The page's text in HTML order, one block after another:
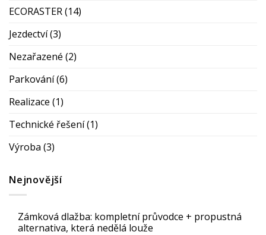
ECORASTER(14)
Jezdectví(3)
Nezařazené (2)
Parkování(6)
Realizace (1)
Technické řešení(1)
Výroba (3)
Nejnovější
Zámková dlažba: kompletní průvodce + propustná
alternativa, která nedělá louže